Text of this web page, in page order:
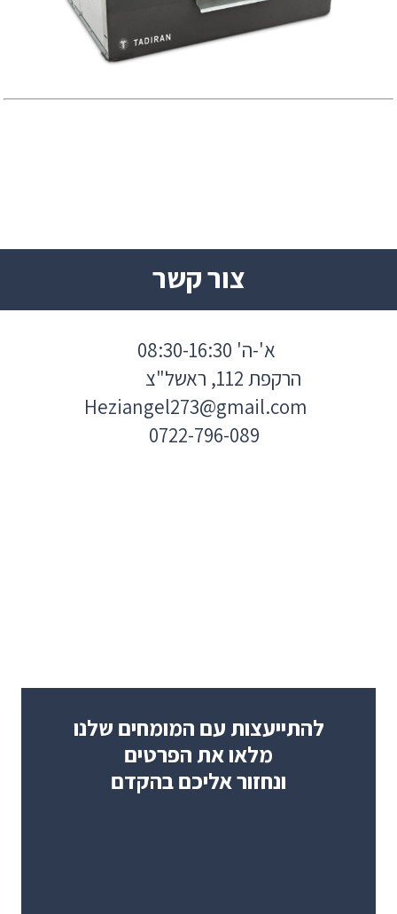
להתייעצות עם המומחים שלנו
מלאו את הפרטים
ונחזור אליכם בהקדם
0722-796-089
Heziangel273@gmail.com
הרקפת 112, ראשל"צ
א'-ה' 08:30-16:30
צור קשר